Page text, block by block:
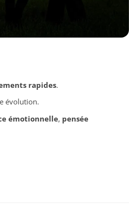
rapides.
évolution.
émotionnelle, pensée